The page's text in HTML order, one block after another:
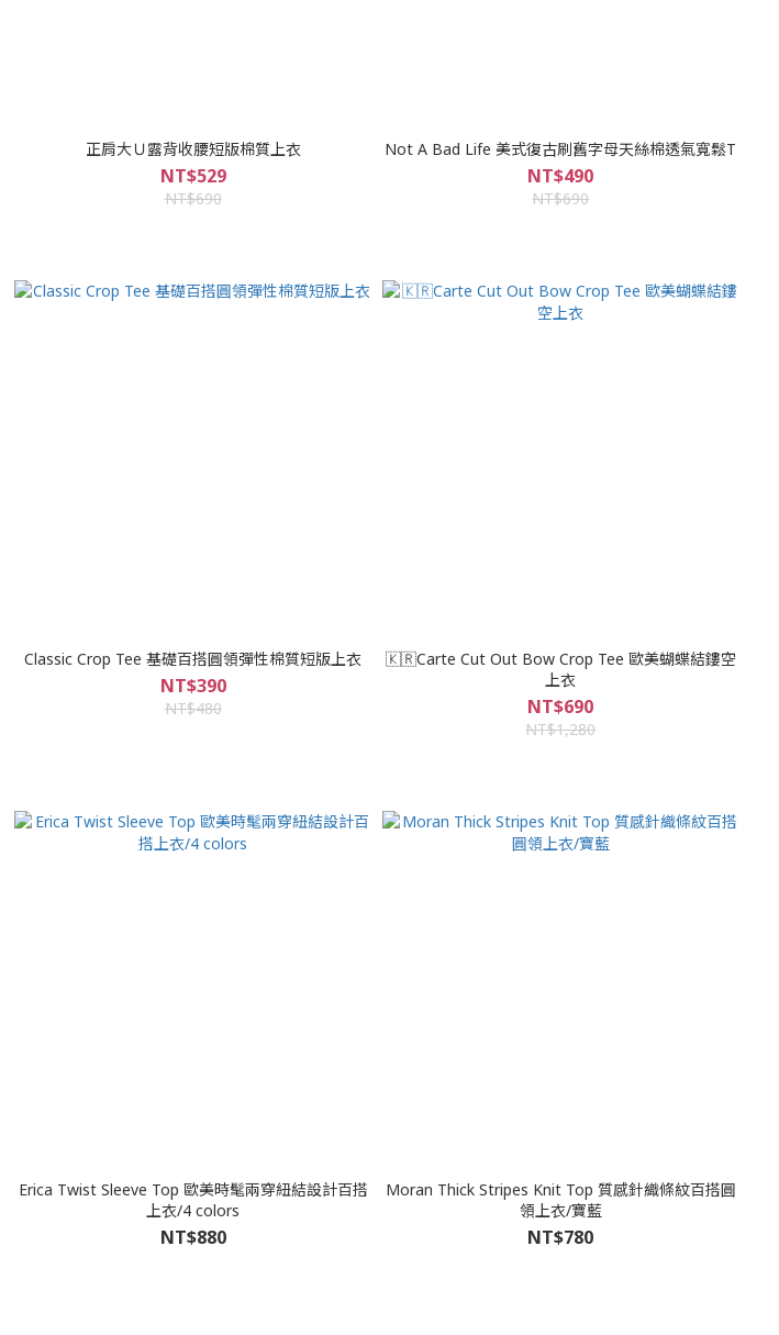
正肩大Ｕ露背收腰短版棉質上衣
NT$529
NT$690
Not A Bad Life 美式復古刷舊字母天絲棉透氣寬鬆T
NT$490
NT$690
Classic Crop Tee 基礎百搭圓領彈性棉質短版上衣
NT$390
NT$480
🇰🇷Carte Cut Out Bow Crop Tee 歐美蝴蝶結鏤空
上衣
NT$690
NT$1,280
Erica Twist Sleeve Top 歐美時髦兩穿紐結設計百搭
上衣/4 colors
NT$880
Moran Thick Stripes Knit Top 質感針織條紋百搭圓
領上衣/寶藍
NT$780